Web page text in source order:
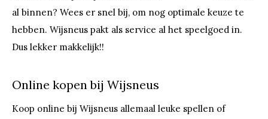
al binnen? Wees er snel bij, om nog optimale keuze te
hebben. Wijsneus pakt als service al het speelgoed in.
Dus lekker makkelijk!!
Online kopen bij Wijsneus
Koop online bij Wijsneus allemaal leuke spellen of